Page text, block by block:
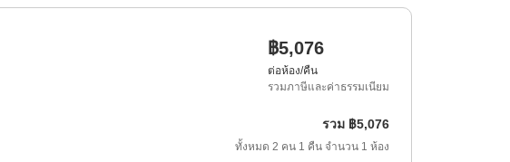
฿5,076
ต่อห้อง/คืน
รวมภาษีและค่าธรรมเนียม
รวม ฿5,076
ทั้งหมด 2 คน 1 คืน จำนวน 1 ห้อง